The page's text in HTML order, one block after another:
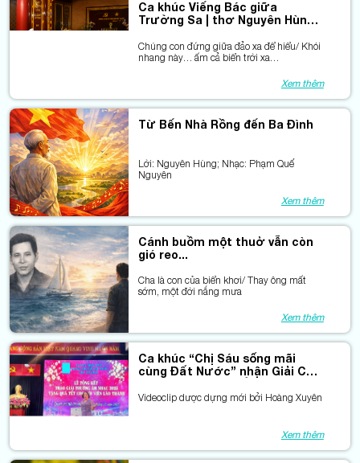
mang tên Người.
Ca khúc Viếng Bác giữa
Trường Sa | thơ Nguyên Hùng –
Chúng con đứng giữa đảo xa để hiểu/ Khói
nhang này… ấm cả biển trời xa…
Xem thêm
Từ Bến Nhà Rồng đến Ba Đình
Lời: Nguyên Hùng; Nhạc: Phạm Quế
Nguyên
Xem thêm
Cánh buồm một thuở vẫn còn
gió reo...
Cha là con của biển khơi/ Thay ông mất
sớm, một đời nắng mưa
Xem thêm
Ca khúc “Chị Sáu sống mãi
cùng Đất Nước” nhận Giải C
HCM
Videoclip dược dựng mới bởi Hoàng Xuyên
Xem thêm